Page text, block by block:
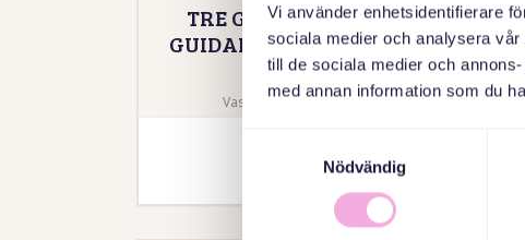
Vi använder enhetsidentifierare
sociala medier och analysera
till de sociala medier och
med annan information som du
Nödvändig
TRE GENERATIONER MÖTS:
GUIDAD TUR PÅ VASAMUSEET
Vasamuseet, Galärvarvsvägen 14
Повідомлення